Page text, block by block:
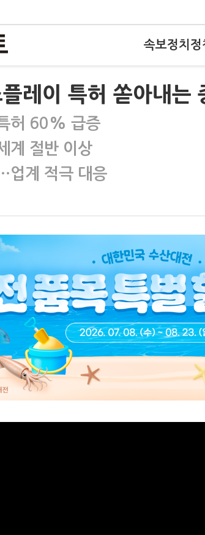
속보정치 정
플레이 특허 쏟아내는
허 60% 급증
계 절반 이상
업계 적극 대응